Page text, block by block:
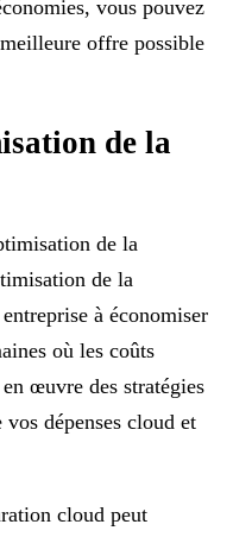
vous pouvez
offre possible
de la
de la
de la
à économiser
où les coûts
œuvre des stratégies
dépenses cloud et
cloud peut